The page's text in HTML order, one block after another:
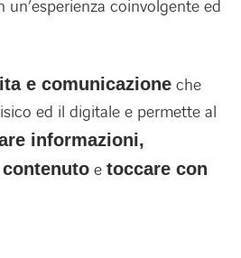
coinvolgente ed
e comunicazione che
ed il digitale e permette al
informazioni,
e toccare con